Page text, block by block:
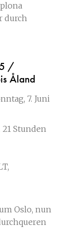
durch
5 /
Åland
7. Juni
21 Stunden
Oslo, nun